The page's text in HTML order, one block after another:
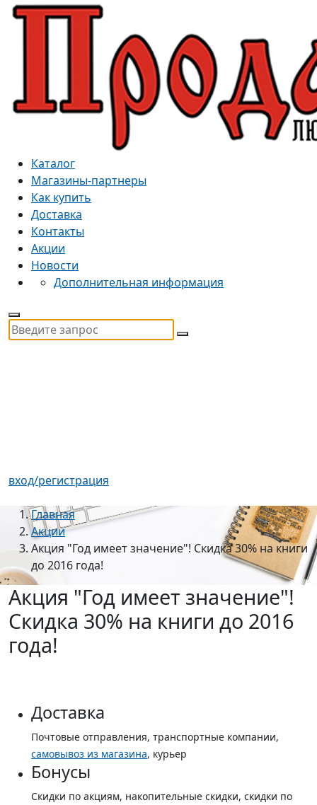
Каталог
Магазины-партнеры
Как купить
Доставка
Контакты
Акции
Новости
Дополнительная информация
вход/регистрация
Главная
Акции
Акция "Год имеет значение"! Скидка 30% на книги
до 2016 года!
Акция "Год имеет значение"!
Скидка 30% на книги до 2016
года!
Доставка
Почтовые отправления, транспортные компании,
самовывоз из магазина, курьер
Бонусы
Скидки по акциям, накопительные скидки, скидки по